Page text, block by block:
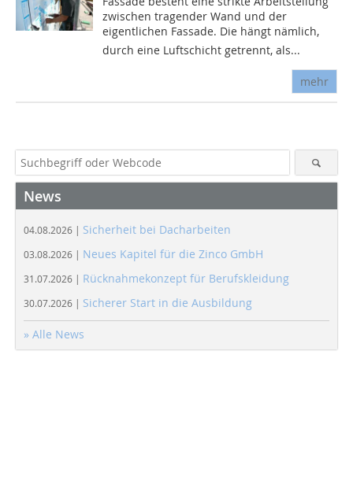
zwischen tragender Wand und der
eigentlichen Fassade. Die hängt nämlich,
durch eine Luftschicht getrennt, als...
mehr
News
04.08.2026 | Sicherheit bei Dacharbeiten
03.08.2026 | Neues Kapitel für die Zinco GmbH
31.07.2026 | Rücknahmekonzept für Berufskleidung
30.07.2026 | Sicherer Start in die Ausbildung
» Alle News